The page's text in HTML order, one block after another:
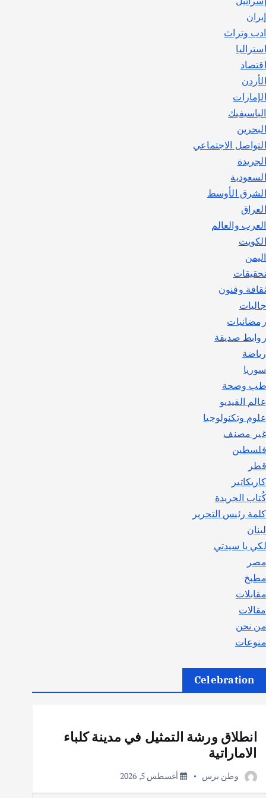
إيران
ادب وتراث
استراليا
اقتصاد
الأردن
الإمارات
الباسيفيك
البحرين
التواصل الاجتماعي
الجريدة
السعودية
الشرق الأوسط
العراق
العرب والعالم
الكويت
اليمن
تحقيقات
ثقافة وفنون
جاليات
رمضانيات
روابط صديقة
رياضة
سوريا
طب وصحة
عالم الفيديو
علوم وتكنولوجيا
غير مصنف
فلسطين
قطر
كاريكاتير
كُتاب الجريدة
كلمة رئيس التحرير
لبنان
لكي يا سيدتي
مصر
مطبخ
مقابلات
مقالات
من نحن
منوعات
Celebration
انطلاق ورشة التمثيل في مدينة كلباء
الاماراتية
وطن برس أغسطس 5, 2026